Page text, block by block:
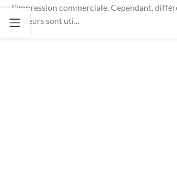
l'impression commerciale. Cependant,
couleurs sont uti...